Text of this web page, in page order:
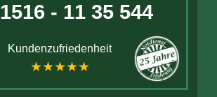
- 11 35 544
Kundenzufriedenheit
★★★★★